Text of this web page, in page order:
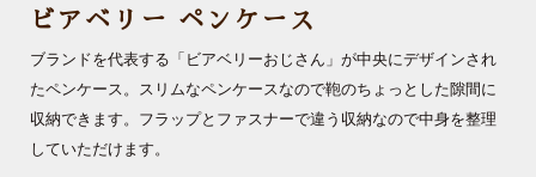
ビアベリー ペンケース
ブランドを代表する「ビアベリーおじさん」が中央にデザインされ
たペンケース。スリムなペンケースなので鞄のちょっとした隙間に
収納できます。フラップとファスナーで違う収納なので中身を整理
していただけます。